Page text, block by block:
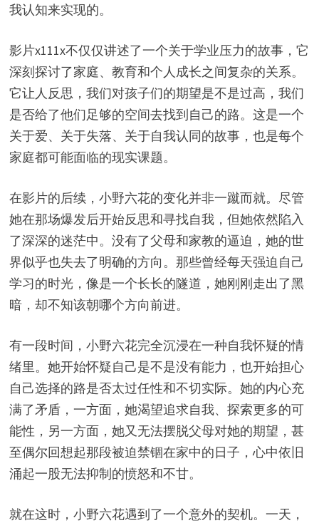
我认知来实现的。
影片x111x不仅仅讲述了一个关于学业压力的故事，它
深刻探讨了家庭、教育和个人成长之间复杂的关系。
它让人反思，我们对孩子们的期望是不是过高，我们
是否给了他们足够的空间去找到自己的路。这是一个
关于爱、关于失落、关于自我认同的故事，也是每个
家庭都可能面临的现实课题。
在影片的后续，小野六花的变化并非一蹴而就。尽管
她在那场爆发后开始反思和寻找自我，但她依然陷入
了深深的迷茫中。没有了父母和家教的逼迫，她的世
界似乎也失去了明确的方向。那些曾经每天强迫自己
学习的时光，像是一个长长的隧道，她刚刚走出了黑
暗，却不知该朝哪个方向前进。
有一段时间，小野六花完全沉浸在一种自我怀疑的情
绪里。她开始怀疑自己是不是没有能力，也开始担心
自己选择的路是否太过任性和不切实际。她的内心充
满了矛盾，一方面，她渴望追求自我、探索更多的可
能性，另一方面，她又无法摆脱父母对她的期望，甚
至偶尔回想起那段被迫禁锢在家中的日子，心中依旧
涌起一股无法抑制的愤怒和不甘。
就在这时，小野六花遇到了一个意外的契机。一天，